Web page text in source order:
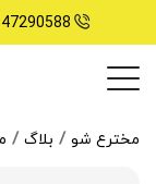
مخترع شو بلاگ